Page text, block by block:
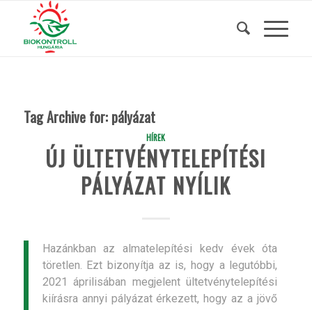
Tag Archive for: pályázat
HÍREK
ÚJ ÜLTETVÉNYTELEPÍTÉSI
PÁLYÁZAT NYÍLIK
Hazánkban az almatelepítési kedv évek óta
töretlen. Ezt bizonyítja az is, hogy a legutóbbi,
2021 áprilisában megjelent ültetvénytelepítési
kiírásra annyi pályázat érkezett, hogy az a jövő